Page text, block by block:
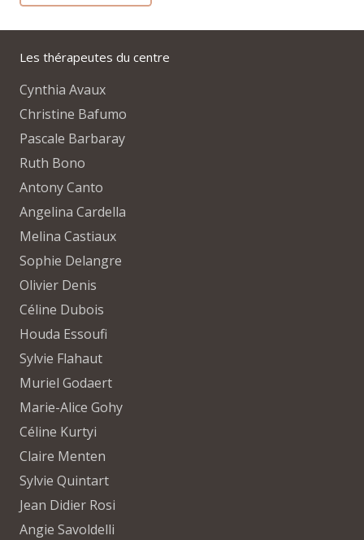
Les thérapeutes du centre
Cynthia Avaux
Christine Bafumo
Pascale Barbaray
Ruth Bono
Antony Canto
Angelina Cardella
Melina Castiaux
Sophie Delangre
Olivier Denis
Céline Dubois
Houda Essoufi
Sylvie Flahaut
Muriel Godaert
Marie-Alice Gohy
Céline Kurtyi
Claire Menten
Sylvie Quintart
Jean Didier Rosi
Angie Savoldelli